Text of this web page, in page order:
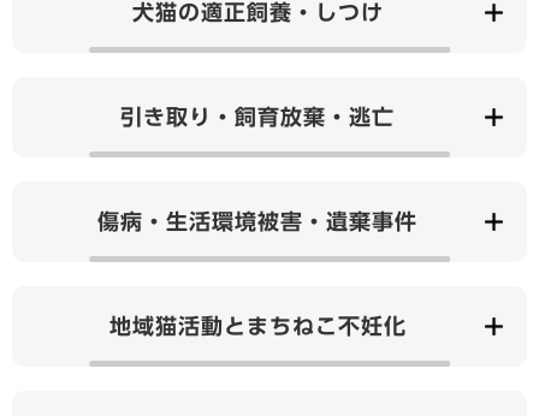
犬猫の適正飼養・しつけ
引き取り・飼育放棄・逃亡
傷病・生活環境被害・遺棄事件
地域猫活動とまちねこ不妊化